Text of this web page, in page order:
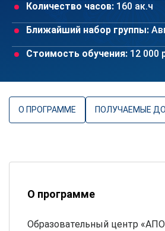
Количество часов: 160 ак.ч
Ближайший набор группы:
Стоимость обучения: 12 000
О ПРОГРАММЕ ПОЛУЧАЕМЫЕ
О программе
Образовательный центр